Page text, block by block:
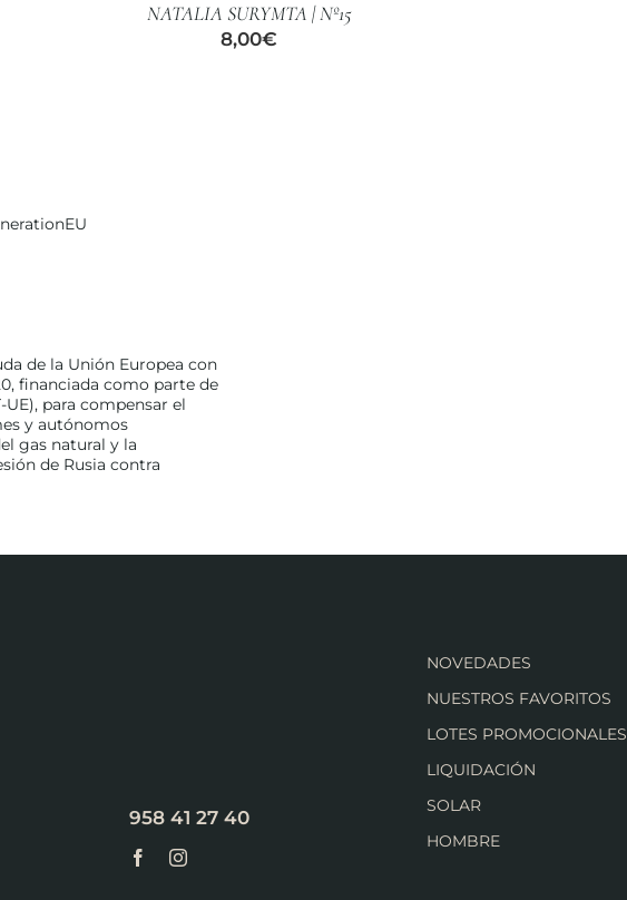
NATALIA SURYMTA | Nº15
8,00€
de la Unión Europea con
financiada como parte de
UE), para compensar el
y autónomos
gas natural y la
de Rusia contra
958 41 27 40
NOVEDADES
NUESTROS FAVORITOS
LOTES PROMOCIONALES
LIQUIDACIÓN
SOLAR
HOMBRE